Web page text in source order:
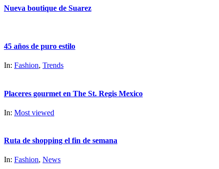
Nueva boutique de Suarez
45 años de puro estilo
In: Fashion, Trends
Placeres gourmet en The St. Regis Mexico
In: Most viewed
Ruta de shopping el fin de semana
In: Fashion, News